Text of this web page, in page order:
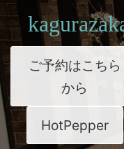
ご予約はこちら
から
HotPepper